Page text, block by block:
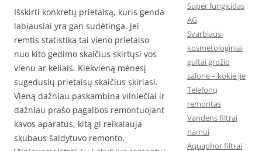
Išskirti konkretų prietaisą, kuris genda
labiausiai yra gan sudėtinga. Jei
remtis statistika tai vieno prietaiso
nuo kito gedimo skaičius skirtųsi vos
vienu ar keliais. Kiekvieną mėnesį
sugedusių prietaisų skaičius skiriasi.
Vieną dažniau paskambina vilniečiai ir
dažniau prašo pagalbos remontuojant
kavos aparatus, kitą gi reikalauja
skubaus šaldytuvo remonto.
Super fungicidas
AG
Svarbiausi
kosmetologiniai
gultai grožio
salone – kokie jie
Telefonų
remontas
Vandens filtrai
namui
Aquaphor filtrai